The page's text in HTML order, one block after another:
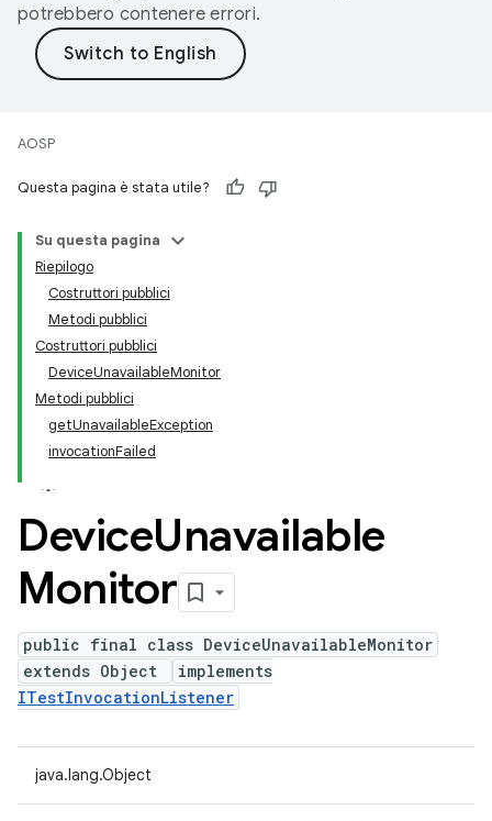
potrebbero contenere errori.
AOSP
Questa pagina è stata utile?
Su questa pagina
Riepilogo
Costruttori pubblici
Metodi pubblici
Costruttori pubblici
DeviceUnavailableMonitor
Metodi pubblici
getUnavailableException
invocationFailed
DeviceUnavailable
Monitor
public final class DeviceUnavailableMonitor
extends Object
implements
ITestInvocationListener
java.lang.Object